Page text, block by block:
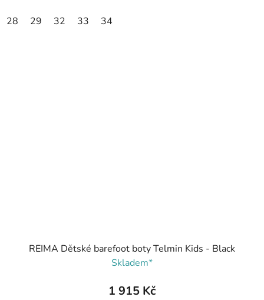
28 29 32 33 34
REIMA Dětské barefoot boty Telmin Kids - Black
Skladem*
1 915 Kč